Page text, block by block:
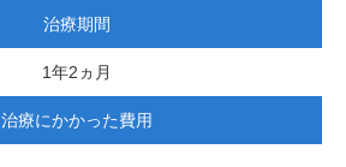
治療期間
1年2ヵ月
治療にかかった費用